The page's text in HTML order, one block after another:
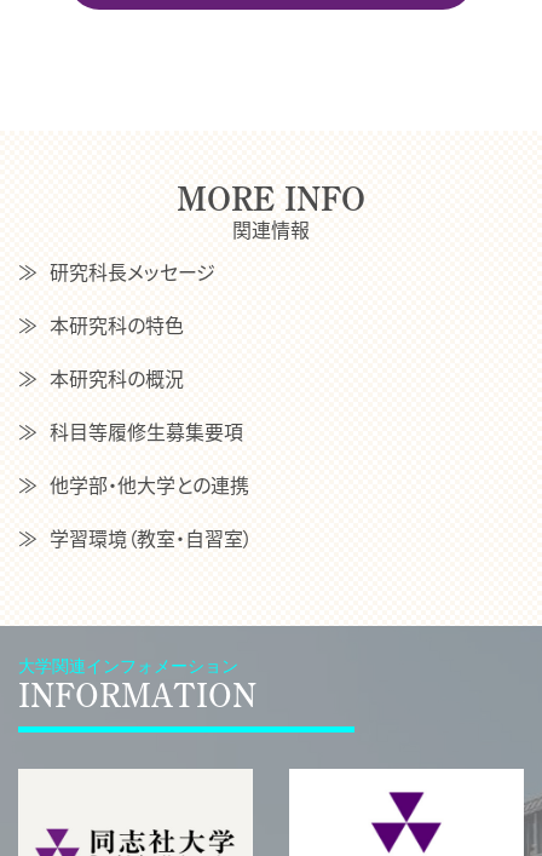
MORE INFO
関連情報
研究科長メッセージ
本研究科の特色
本研究科の概況
科目等履修生募集要項
他学部・他大学との連携
学習環境（教室・自習室）
大学関連インフォメーション
INFORMATION